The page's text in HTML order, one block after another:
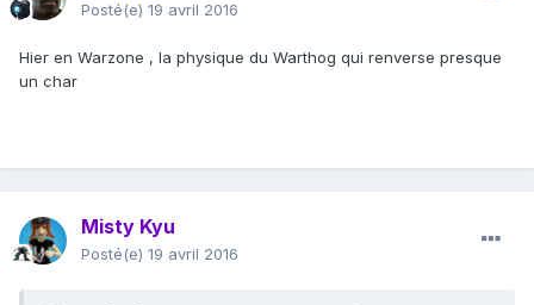
Posté(e) 19 avril 2016
Hier en Warzone , la physique du Warthog qui renverse presque
un char
Misty Kyu
Posté(e) 19 avril 2016